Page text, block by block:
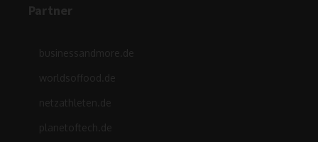
Partner
businessandmore.de
worldsoffood.de
netzathleten.de
planetoftech.de